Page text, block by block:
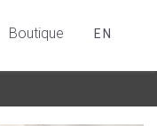
Boutique EN